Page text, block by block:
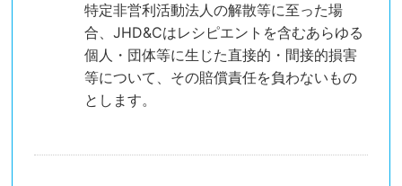
特定非営利活動法人の解散等に至った場
合、JHD&Cはレシピエントを含むあらゆる
個人・団体等に生じた直接的・間接的損害
等について、その賠償責任を負わないもの
とします。